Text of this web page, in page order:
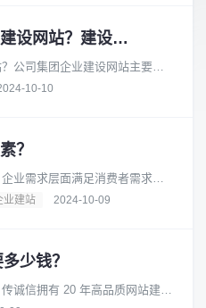
公司集团企业为什么要建设网站？建设网站的流程是怎样的？
公司集团企业建设网站主要有
时代，消费者从产品研究到查
10-10
？
业需求层面满足消费者需求：
、查询地点和营业时间等方面
业建站 2024-10-09
少钱？
诚信拥有 20 年高品质网站建设